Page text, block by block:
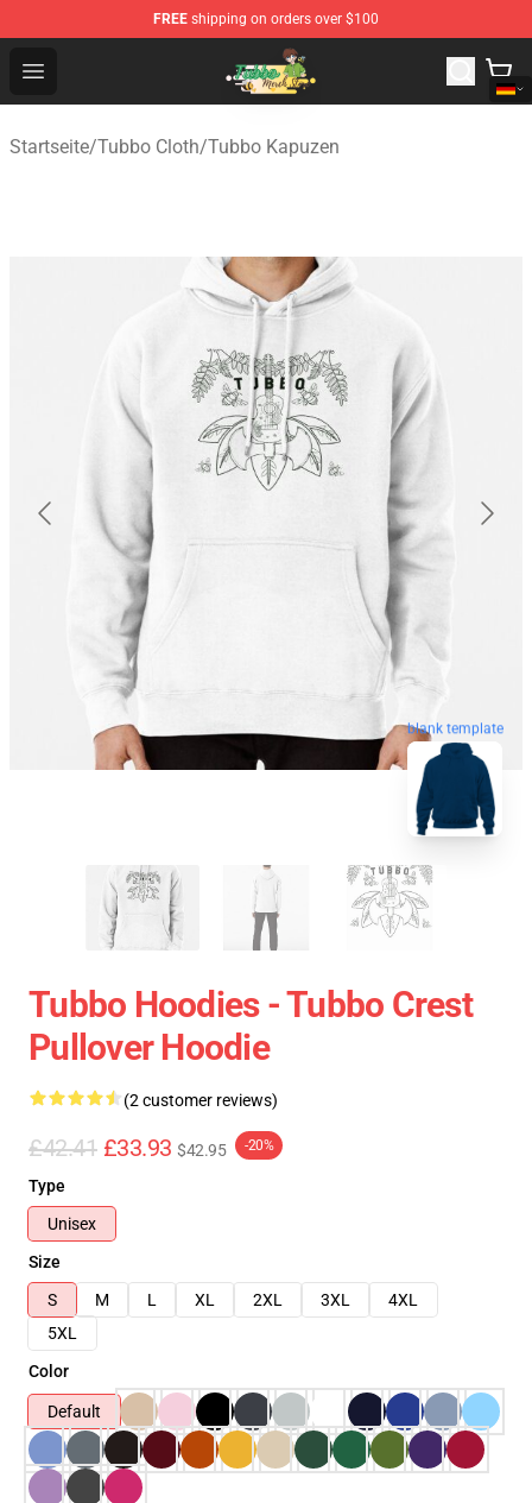
FREE shipping on orders over $100
Open menu
Tubbo Store - Official Tubbo Merchandise Shop
Startseite/Tubbo Cloth/Tubbo Kapuzen
blank template
Tubbo Hoodies - Tubbo Crest
Pullover Hoodie
(2 customer reviews)
£42.41 £33.93 $42.95 -20%
Type
Unisex
Size
S
M L XL 2XL 3XL
4XL
5XL
Color
Default